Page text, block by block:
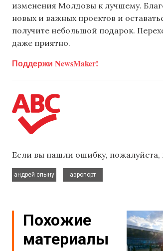
изменения Молдовы к лучшему.
новых и важных проектов и
получите небольшой подарок.
даже приятно.
Поддержи NewsMaker!
Если вы нашли ошибку,
андрей спыну
аэропорт
Похожие
материалы